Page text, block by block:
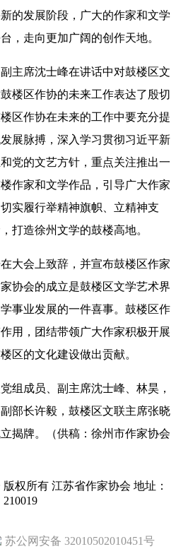
的发展阶段，广大的作家和文学
，走向更加广阔的创作天地。
主席沈士峰在讲话中对鼓楼区文
楼区作协的未来工作表达了殷切
区作协在未来的工作中要充分提
展脉搏，深入学习贯彻习近平新
党的文艺方针，重点关注推出一
作家和文学作品，引导广大作家
实履行举精神旗帜、立精神支
打造徐州文学的鼓楼高地。
大会上致辞，并宣布鼓楼区作家
协会的成立是鼓楼区文学艺术界
事业发展的一件喜事。鼓楼区作
用，团结带领广大作家积极开展
区的文化建设做出贡献。
组成员、副主席沈士峰、林昊，
部长许毅，鼓楼区文联主席张晓
揭牌。
（供稿：徐州市作家协会
版权所有 江苏省作家协会 地址：
苏公网安备 32010502010451号